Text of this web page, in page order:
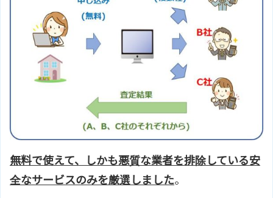
無料で使えて、しかも悪質な業者を排除している安
全なサービスのみを厳選しました。